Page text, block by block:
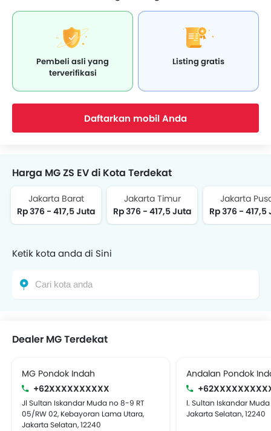
Pembeli asli yang
terverifikasi
Listing gratis
Daftarkan mobil Anda
Harga MG ZS EV di Kota Terdekat
Jakarta Barat
Rp 376 - 417,5 Juta
Jakarta Timur
Rp 376 - 417,5 Juta
Jakarta
Rp 376 - 417,5
Ketik kota anda di Sini
Dealer MG Terdekat
MG Pondok Indah
+62XXXXXXXXXX
Jl Sultan Iskandar Muda no 8-9 RT
05/RW 02, Kebayoran Lama Utara,
Jakarta Selatan, 12240
Andalan Pondok
l. Sultan Iskandar
Jakarta Selatan, 12240